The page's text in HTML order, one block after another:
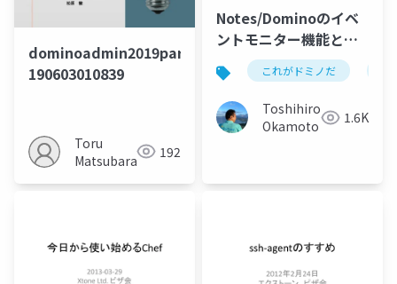
dominoadmin2019part1-
190603010839
Toru
Matsubara
192
Notes/Dominoのイベ
ントモニター機能と
は？
これがドミノだ
Toshihiro
Okamoto
1.6K